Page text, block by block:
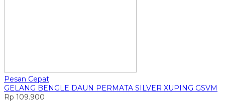
Pesan Cepat
GELANG BENGLE DAUN PERMATA SILVER XUPING GSVM
Rp 109.900